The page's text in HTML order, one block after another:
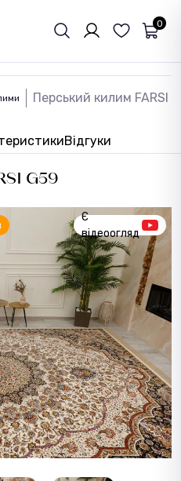
0
Перський килим FARSI
Відгуки
G59
Є
відеоогляд